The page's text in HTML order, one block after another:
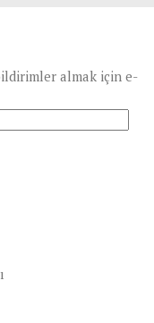
almak için e-